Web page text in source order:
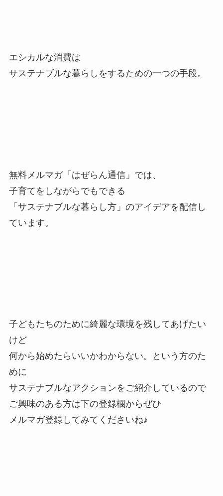
エシカルな消費は
サステナブルな暮らしをするための一つの手段。
無料メルマガ「はぜらん通信」では、
子育てをしながらでもできる
「サステナブルな暮らし方」のアイデアを配信し
ています。
子どもたちのために綺麗な環境を残してあげたい
けど
何から始めたらいいかわからない。という方のた
めに
サステナブルなアクションをご紹介しているので
ご興味のある方は下の登録欄からぜひ
メルマガ登録してみてくださいね♪